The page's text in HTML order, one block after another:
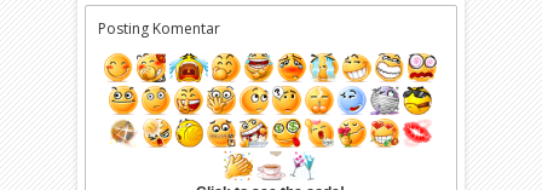
Posting Komentar